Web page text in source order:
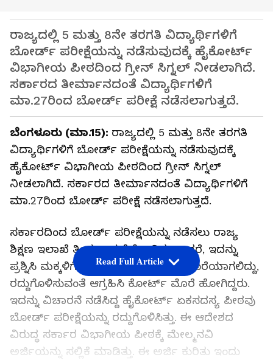
ರಾಜ್ಯದಲ್ಲಿ 5 ಮತ್ತು 8ನೇ ತರಗತಿ ವಿದ್ಯಾರ್ಥಿಗಳಿಗೆ
ಬೋರ್ಡ್‌ ಪರೀಕ್ಷೆಯನ್ನು ನಡೆಸುವುದಕ್ಕೆ ಹೈಕೋರ್ಟ್‌
ವಿಭಾಗೀಯ ಪೀಠದಿಂದ ಗ್ರೀನ್‌ ಸಿಗ್ನಲ್‌ ನೀಡಲಾಗಿದೆ.
ಸರ್ಕಾರದ ತೀರ್ಮಾನದಂತೆ ವಿದ್ಯಾರ್ಥಿಗಳಿಗೆ
ಮಾ.27ರಿಂದ ಬೋರ್ಡ್‌ ಪರೀಕ್ಷೆ ನಡೆಸಲಾಗುತ್ತದೆ.
ಬೆಂಗಳೂರು (ಮಾ.15): ರಾಜ್ಯದಲ್ಲಿ 5 ಮತ್ತು 8ನೇ ತರಗತಿ
ವಿದ್ಯಾರ್ಥಿಗಳಿಗೆ ಬೋರ್ಡ್‌ ಪರೀಕ್ಷೆಯನ್ನು ನಡೆಸುವುದಕ್ಕೆ
ಹೈಕೋರ್ಟ್‌ ವಿಭಾಗೀಯ ಪೀಠದಿಂದ ಗ್ರೀನ್‌ ಸಿಗ್ನಲ್‌
ನೀಡಲಾಗಿದೆ. ಸರ್ಕಾರದ ತೀರ್ಮಾನದಂತೆ ವಿದ್ಯಾರ್ಥಿಗಳಿಗೆ
ಮಾ.27ರಿಂದ ಬೋರ್ಡ್‌ ಪರೀಕ್ಷೆ ನಡೆಸಲಾಗುತ್ತದೆ.
ಸರ್ಕಾರದಿಂದ ಬೋರ್ಡ್‌ ಪರೀಕ್ಷೆಯನ್ನು ನಡೆಸಲು ರಾಜ್ಯ
ಶಿಕ್ಷಣ ಇಲಾಖೆ ತೀರ್ಮಾನ ಕೈಗೊಂಡಿತ್ತು. ಆದರೆ, ಇದನ್ನು
ಪ್ರಶ್ನಿಸಿ ಮಕ್ಕಳಿಗೆ ಬೋರ್ಡ್‌ ಪರೀಕ್ಷೆಯಿಂದ ಹೊರೆಯಾಗಲಿದ್ದು,
ರದ್ದುಗೊಳಿಸುವಂತೆ ಆಗ್ರಹಿಸಿ ಕೋರ್ಟ್‌ ಮೊರೆ ಹೋಗಿದ್ದರು.
ಇದನ್ನು ವಿಚಾರನೆ ನಡೆಸಿದ್ದ ಹೈಕೋರ್ಟ್‌ ಏಕಸದಸ್ಯ ಪೀಠವು
ಬೋರ್ಡ್‌ ಪರೀಕ್ಷೆಯನ್ನು ರದ್ದುಗೊಳಿಸಿತ್ತು. ಈ ಆದೇಶದ
ವಿರುದ್ಧ ಸರ್ಕಾರ ವಿಭಾಗೀಯ ಪೀಠಕ್ಕೆ ಮೇಲ್ಮನವಿ
ಅರ್ಜಿಯನ್ನು ಸಲ್ಲಿಕೆ ಮಾಡಿತ್ತು. ಈ ಅರ್ಜಿ ಕುರಿತು ಇಂದು
Read Full Article